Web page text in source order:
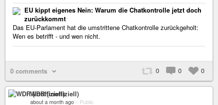
EU kippt eigenes Nein: Warum die Chatkontrolle jetzt doch
zurückkommt
Das EU-Parlament hat die umstrittene Chatkontrolle zurückgeholt:
Wen es betrifft - und wen nicht.
0 0 0
0 comments
WDR (inoffiziell)
about a month ago – Public